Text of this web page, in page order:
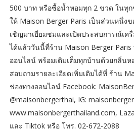
500 บาท หรือซื้อน้ำหอมทุก 2 ขวด ในทุ
ให้ Maison Berger Paris เป็นส่วนหนึ่ง
เชิญมาเยี่ยมชมและเปิดประสบการณ์เค
ได้แล้ววันนี้ที่ร้าน Maison Berger
ออนไลน์ พร้อมเติมเต็มทุกบ้านด้วยกลิ่น
สอบถามรายละเอียดเพิ่มเติมได้ที่ ร้าน
ช่องทางออนไลน์ Facebook:
@maisonbergerthai, IG:
www.maisonbergerthailand.com,
และ Tiktok หรือ โทร. 02-672-2088